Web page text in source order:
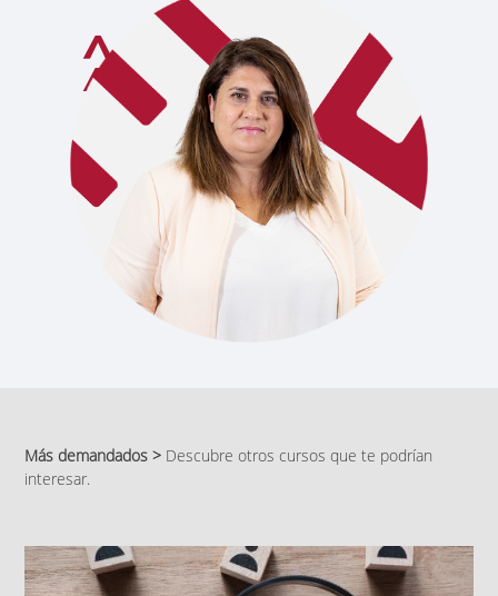
Más demandados > Descubre otros cursos que te podrían
interesar.